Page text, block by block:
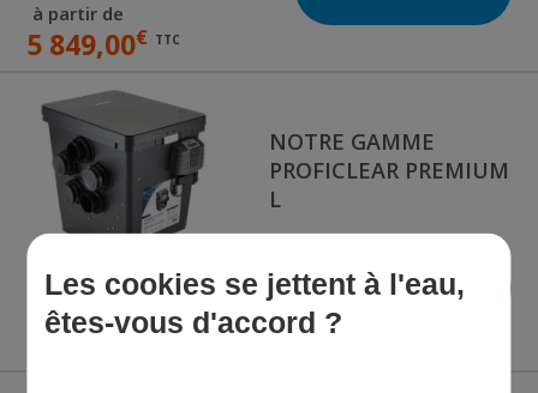
à partir de
5 849,00€ TTC
NOTRE GAMME
PROFICLEAR PREMIUM
L
à partir de
5 999,00€
VOIR LA GAMME
Les cookies se jettent à l'eau,
êtes-vous d'accord ?